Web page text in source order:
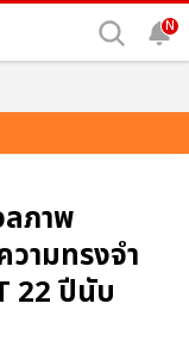
N
ลภาพ
ามทรงจำ
22 ปีนับ